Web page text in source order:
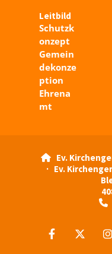
Leitbild
Schutzk
onzept
Gemein
dekonze
ption
Ehrena
mt
Ev.
· Ev.
